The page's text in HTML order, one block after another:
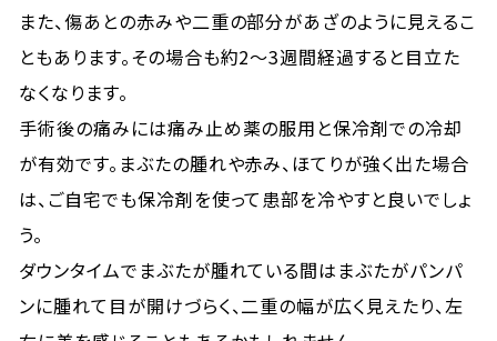
また、傷あとの赤みや二重の部分があざのように見えるこ
ともあります。その場合も約2〜3週間経過すると目立た
なくなります。
手術後の痛みには痛み止め薬の服用と保冷剤での冷却
が有効です。まぶたの腫れや赤み、ほてりが強く出た場合
は、ご自宅でも保冷剤を使って患部を冷やすと良いでしょ
う。
ダウンタイムでまぶたが腫れている間はまぶたがパンパ
ンに腫れて目が開けづらく、二重の幅が広く見えたり、左